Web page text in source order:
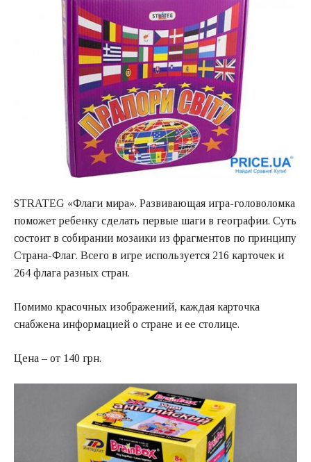
STRATEG «Флаги мира». Развивающая игра-головоломка
поможет ребенку сделать первые шаги в географии. Суть
состоит в собирании мозаики из фрагментов по принципу
Страна-Флаг. Всего в игре используется 216 карточек и
264 флага разных стран.
Помимо красочных изображений, каждая карточка
снабжена информацией о стране и ее столице.
Цена – от 140 грн.